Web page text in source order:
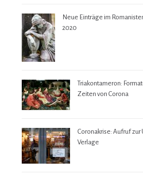
Neue Einträge im
2020
Triakontameron:
Zeiten von Corona
Coronakrise: Aufruf
Verlage